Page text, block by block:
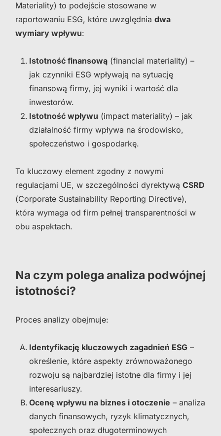
Materiality) to podejście stosowane w
raportowaniu ESG, które uwzględnia dwa
wymiary wpływu:
Istotność finansową (financial materiality) –
jak czynniki ESG wpływają na sytuację
finansową firmy, jej wyniki i wartość dla
inwestorów.
Istotność wpływu (impact materiality) – jak
działalność firmy wpływa na środowisko,
społeczeństwo i gospodarkę.
To kluczowy element zgodny z nowymi
regulacjami UE, w szczególności dyrektywą CSRD
(Corporate Sustainability Reporting Directive),
która wymaga od firm pełnej transparentności w
obu aspektach.
Na czym polega analiza podwójnej
istotności?
Proces analizy obejmuje:
Identyfikację kluczowych zagadnień ESG –
określenie, które aspekty zrównoważonego
rozwoju są najbardziej istotne dla firmy i jej
interesariuszy.
Ocenę wpływu na biznes i otoczenie – analiza
danych finansowych, ryzyk klimatycznych,
społecznych oraz długoterminowych